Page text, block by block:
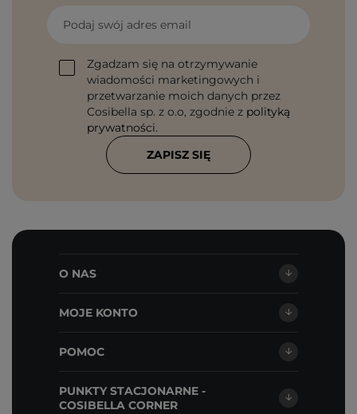
Podaj swój adres email
Zgadzam się na otrzymywanie
wiadomości marketingowych i
przetwarzanie moich danych przez
Cosibella sp. z o.o, zgodnie z polityką
prywatności.
ZAPISZ SIĘ
O NAS
MOJE KONTO
POMOC
PUNKTY STACJONARNE -
COSIBELLA CORNER